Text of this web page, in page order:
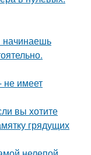
начинаешь
не имеет
вы хотите
грядущих